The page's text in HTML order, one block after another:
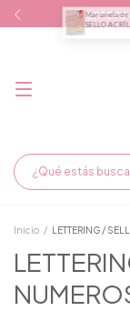
Demora
Inicio / LETTERING /